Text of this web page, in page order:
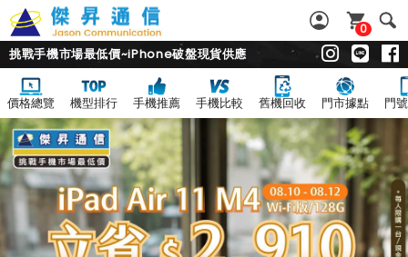
0
挑戰手機市場最低價~iPhone破盤現貨供應
價格總覽 機型排行 手機推薦 手機比較 舊機回收 門市據點 門